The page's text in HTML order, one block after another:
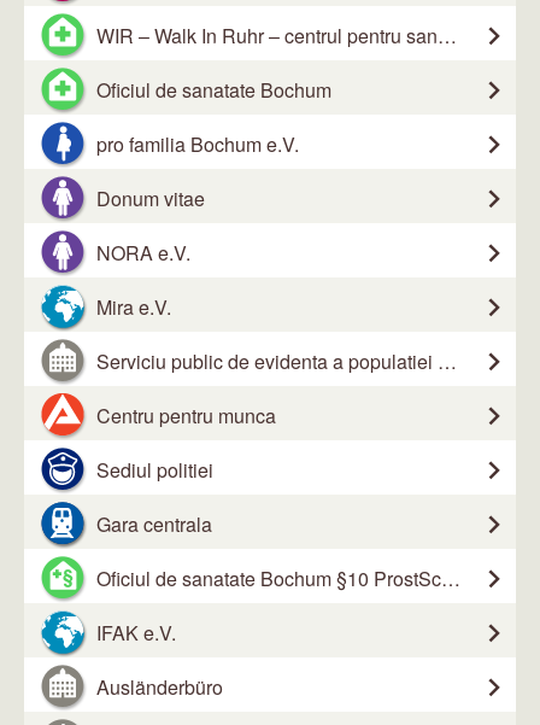
WIR – Walk In Ruhr – centrul pentru sanatatea sexuala si medicina
Oficiul de sanatate Bochum
pro familia Bochum e.V.
Donum vitae
NORA e.V.
Mira e.V.
Serviciu public de evidenta a populatiei centru
Centru pentru munca
Sediul politiei
Gara centrala
Oficiul de sanatate Bochum §10 ProstSchG
IFAK e.V.
Ausländerbüro